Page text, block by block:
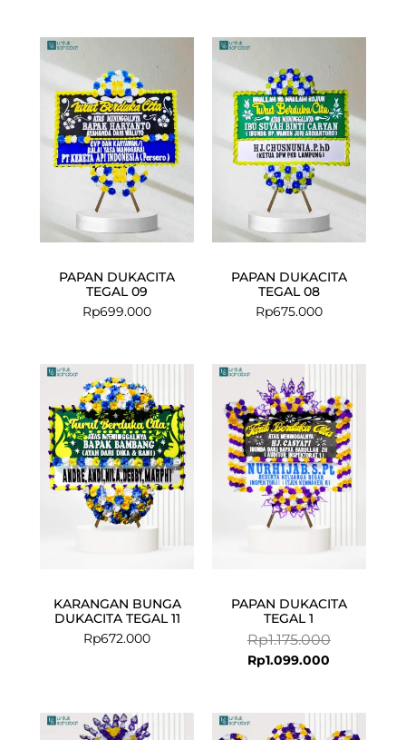
PAPAN DUKACITA
TEGAL 09
Rp699.000
PAPAN DUKACITA
TEGAL 08
Rp675.000
KARANGAN BUNGA
DUKACITA TEGAL 11
Rp672.000
PAPAN DUKACITA
TEGAL 1
Rp1.175.000
price
was:
Rp1.175.000.
Rp1.099.000
price
is: